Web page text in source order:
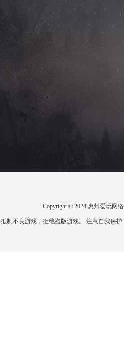
Copyright © 2024 惠州爱玩网
抵制不良游戏，拒绝盗版游戏。 注意自我保